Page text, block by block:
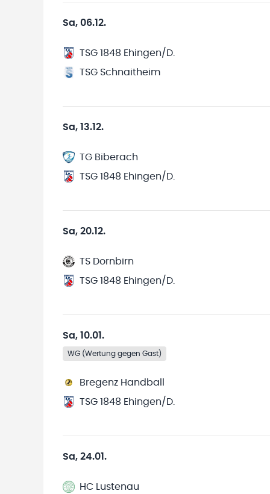
Sa, 06.12.
TSG 1848 Ehingen/D.
TSG Schnaitheim
Sa, 13.12.
TG Biberach
TSG 1848 Ehingen/D.
Sa, 20.12.
TS Dornbirn
TSG 1848 Ehingen/D.
Sa, 10.01.
WG (Wertung gegen Gast)
Bregenz Handball
TSG 1848 Ehingen/D.
Sa, 24.01.
HC Lustenau